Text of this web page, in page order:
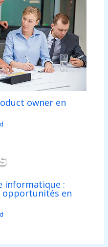
owner en
informatique :
opportunités en